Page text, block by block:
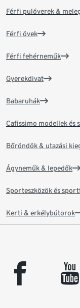
Férfi pulóverek &
Férfi övek
Férfi fehérneműk
Gyerekdivat
Babaruhák
Cafissimo modellek és
Bőröndök & utazási
Ágyneműk & lepedők
Sporteszközök és
Kerti & erkélybútorok
facebook youtube